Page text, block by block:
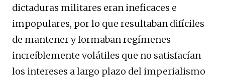
dictaduras militares eran ineficaces e
impopulares, por lo que resultaban difíciles
de mantener y formaban regímenes
increíblemente volátiles que no satisfacían
los intereses a largo plazo del imperialismo